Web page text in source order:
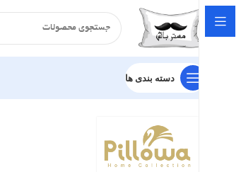
دسته بندی ها
خانه بالش الیافی